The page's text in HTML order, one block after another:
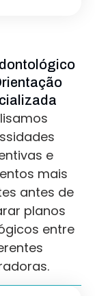
e
mais
antes de
planos
entre